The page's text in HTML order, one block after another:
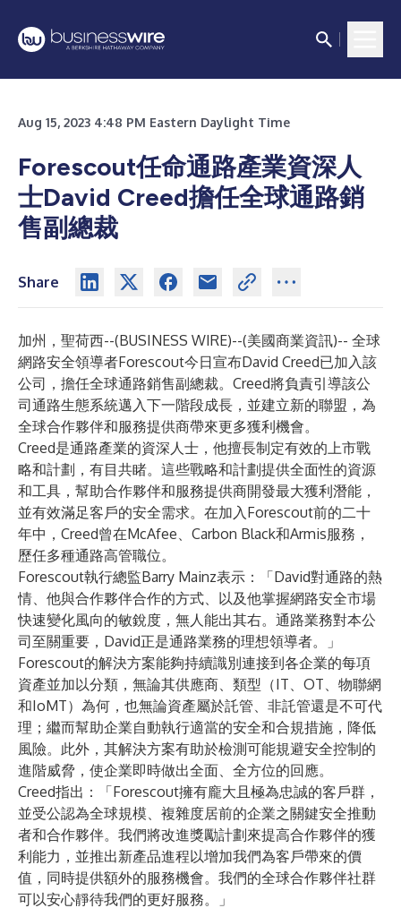
Aug 15, 2023 4:48 PM Eastern Daylight Time
Forescout任命通路產業資深人
士David Creed擔任全球通路銷
售副總裁
Share
加州，聖荷西--(BUSINESS WIRE)--(美國商業資訊)-- 全球
網路安全領導者Forescout今日宣布David Creed已加入該
公司，擔任全球通路銷售副總裁。Creed將負責引導該公
司通路生態系統邁入下一階段成長，並建立新的聯盟，為
全球合作夥伴和服務提供商帶來更多獲利機會。
Creed是通路產業的資深人士，他擅長制定有效的上市戰
略和計劃，有目共睹。這些戰略和計劃提供全面性的資源
和工具，幫助合作夥伴和服務提供商開發最大獲利潛能，
並有效滿足客戶的安全需求。在加入Forescout前的二十
年中，Creed曾在McAfee、Carbon Black和Armis服務，
歷任多種通路高管職位。
Forescout執行總監Barry Mainz表示：「David對通路的熱
情、他與合作夥伴合作的方式、以及他掌握網路安全市場
快速變化風向的敏銳度，無人能出其右。通路業務對本公
司至關重要，David正是通路業務的理想領導者。」
Forescout的解決方案能夠持續識別連接到各企業的每項
資產並加以分類，無論其供應商、類型（IT、OT、物聯網
和IoMT）為何，也無論資產屬於託管、非託管還是不可代
理；繼而幫助企業自動執行適當的安全和合規措施，降低
風險。此外，其解決方案有助於檢測可能規避安全控制的
進階威脅，使企業即時做出全面、全方位的回應。
Creed指出：「Forescout擁有龐大且極為忠誠的客戶群，
並受公認為全球規模、複雜度居前的企業之關鍵安全推動
者和合作夥伴。我們將改進獎勵計劃來提高合作夥伴的獲
利能力，並推出新產品進程以增加我們為客戶帶來的價
值，同時提供額外的服務機會。我們的全球合作夥伴社群
可以安心靜待我們的更好服務。」